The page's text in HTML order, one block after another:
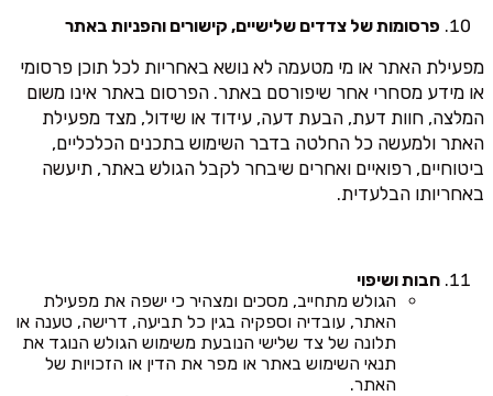
פרסומות של צדדים שלישיים, קישורים והפניות באתר
מפעילת האתר או מי מטעמה לא נושא באחריות לכל תוכן פרסומי
או מידע מסחרי אחר שיפורסם באתר. הפרסום באתר אינו משום
המלצה, חוות דעת, הבעת דעה, עידוד או שידול, מצד מפעילת
האתר ולמעשה כל החלטה בדבר השימוש בתכנים הכלכליים,
ביטוחיים, רפואיים ואחרים שיבחר לקבל הגולש באתר, תיעשה
באחריותו הבלעדית.
חבות ושיפוי
הגולש מתחייב, מסכים ומצהיר כי ישפה את מפעילת
האתר, עובדיה וספקיה בגין כל תביעה, דרישה, טענה או
תלונה של צד שלישי הנובעת משימוש הגולש הנוגד את
תנאי השימוש באתר או מפר את הדין או הזכויות של
האתר.